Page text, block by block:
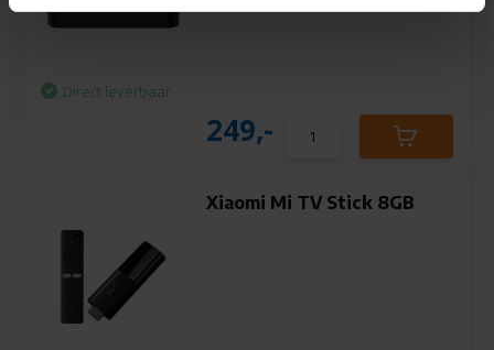
Direct leverbaar
249,-
Xiaomi Mi TV Stick 8GB